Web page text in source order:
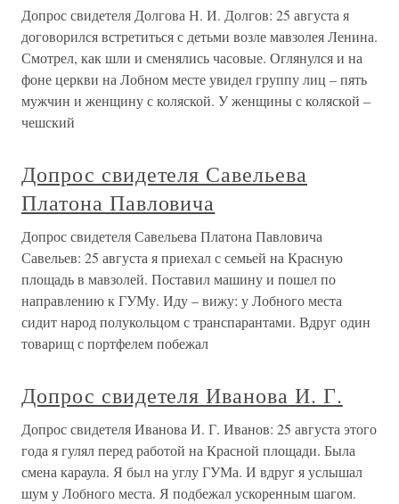
Допрос свидетеля Долгова Н. И. Долгов: 25 августа я
договорился встретиться с детьми возле мавзолея Ленина.
Смотрел, как шли и сменялись часовые. Оглянулся и на
фоне церкви на Лобном месте увидел группу лиц – пять
мужчин и женщину с коляской. У женщины с коляской –
чешский
Допрос свидетеля Савельева
Платона Павловича
Допрос свидетеля Савельева Платона Павловича
Савельев: 25 августа я приехал с семьей на Красную
площадь в мавзолей. Поставил машину и пошел по
направлению к ГУМу. Иду – вижу: у Лобного места
сидит народ полукольцом с транспарантами. Вдруг один
товарищ с портфелем побежал
Допрос свидетеля Иванова И. Г.
Допрос свидетеля Иванова И. Г. Иванов: 25 августа этого
года я гулял перед работой на Красной площади. Была
смена караула. Я был на углу ГУМа. И вдруг я услышал
шум у Лобного места. Я подбежал ускоренным шагом.